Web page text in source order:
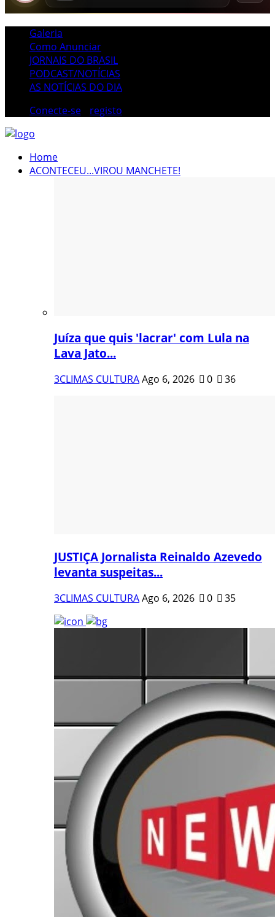
Galeria
Como Anunciar
JORNAIS DO BRASIL
PODCAST/NOTÍCIAS
AS NOTÍCIAS DO DIA
Conecte-se
registo
Home
ACONTECEU...VIROU MANCHETE!
Juíza que quis 'lacrar' com Lula na
Lava Jato...
3CLIMAS CULTURAAgo 6, 2026 0 36
JUSTIÇA Jornalista Reinaldo Azevedo
levanta suspeitas...
3CLIMAS CULTURAAgo 6, 2026 0 35